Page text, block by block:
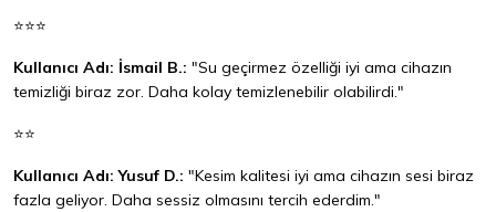
⭐⭐⭐
Kullanıcı Adı: İsmail B.: "Su geçirmez özelliği iyi ama cihazın
temizliği biraz zor. Daha kolay temizlenebilir olabilirdi."
⭐⭐
Kullanıcı Adı: Yusuf D.: "Kesim kalitesi iyi ama cihazın sesi biraz
fazla geliyor. Daha sessiz olmasını tercih ederdim."